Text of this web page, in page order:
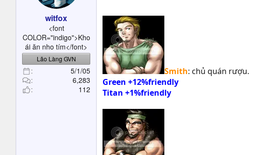
e
r
witfox
<font
COLOR="indigo">Kho
ái ăn nho tím</font>
Lão Làng GVN
5/1/05
6,283
112
Smith: chủ quán rượu.
Green +12%friendly
Titan +1%friendly